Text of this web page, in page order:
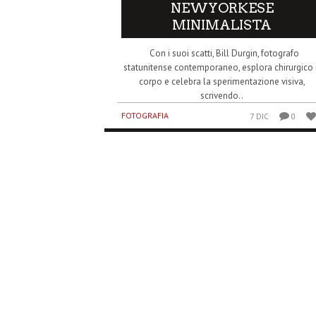
NEWYORKESE
MINIMALISTA
Con i suoi scatti, Bill Durgin, fotografo
statunitense contemporaneo, esplora chirurgico
corpo e celebra la sperimentazione visiva,
scrivendo..
FOTOGRAFIA 7 DIC 0